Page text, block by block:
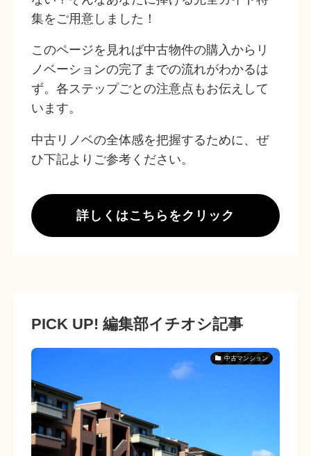
集をご用意しました！
このページを見れば中古物件の購入からリ
ノベーションの完了までの流れがわかるは
ず。各ステップごとの注意点もお伝えして
います。
中古リノベの全体感を把握するために、ぜ
ひ下記よりご参考ください。
詳しくはこちらをクリック
PICK UP! 編集部イチオシ記事
中古マンション